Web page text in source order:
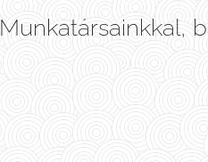
Munkatársainkkal,